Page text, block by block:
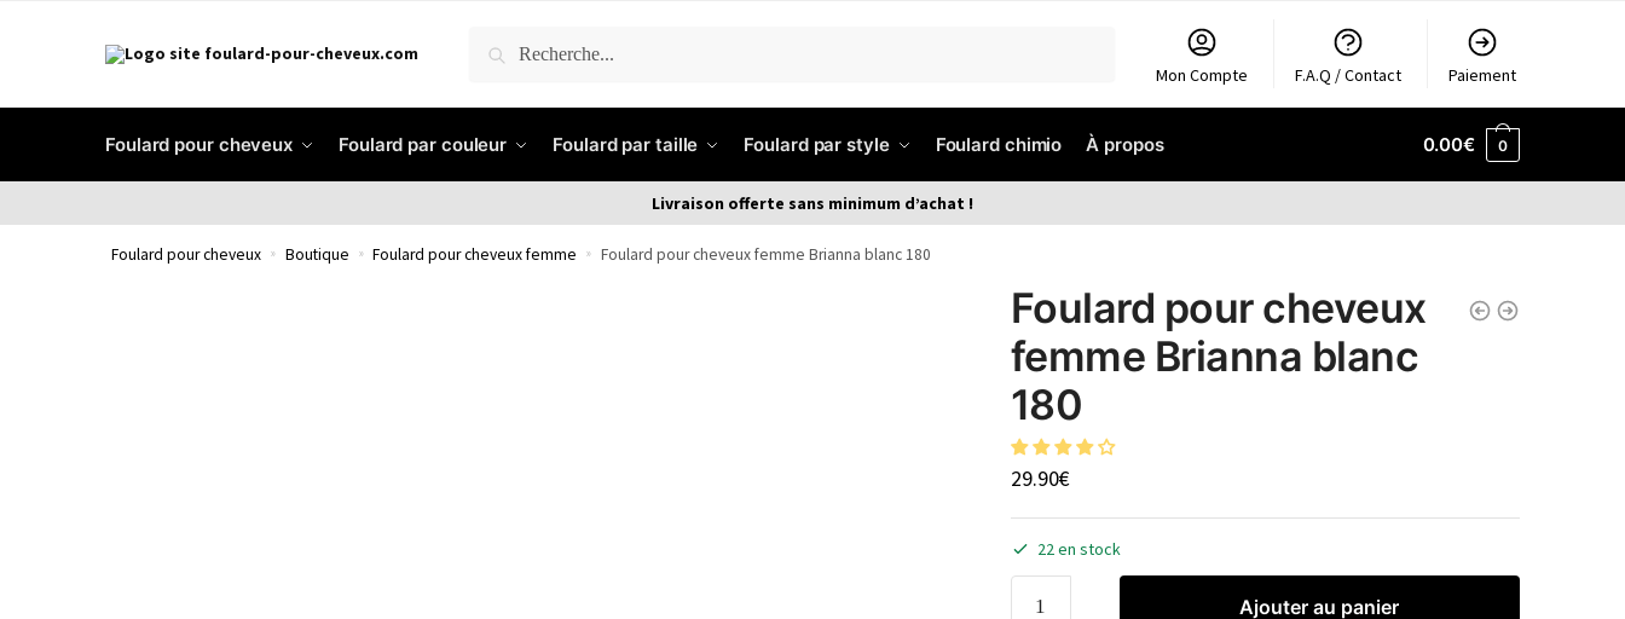
RECHERCHE
Mon Compte F.A.Q / Contact Paiement
Foulard pour cheveux Foulard par couleur Foulard par taille Foulard par style Foulard chimio À propos 0.00€ 0
Livraison offerte sans minimum d’achat !
Foulard pour cheveux » Boutique » Foulard pour cheveux femme » Foulard pour cheveux femme Brianna blanc 180
Foulard pour cheveux
femme Brianna blanc
180
29.90€
22 en stock
Ajouter au panier